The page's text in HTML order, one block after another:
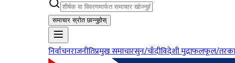
समाचार स्रोत छान्नुहोस्
निर्वाचनराजनीतिप्रमुख समाचारसुन/चाँदीविदेशी मुद्राफलफूल/